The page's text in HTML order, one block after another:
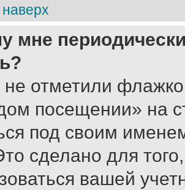
мне
отметили
посещении» на
под своим
сделано для
вашей